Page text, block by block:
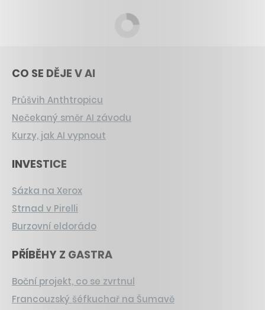
CO SE DĚJE V AI
Průšvih Anthtropicu
Nečekaný směr AI závodu
Kurzy, jak AI vypnout
INVESTICE
Sázka na Xerox
Strnad v Pirelli
Burzovní eldorádo
PŘÍBĚHY Z GASTRA
Boční projekt, co se zvrtnul
Francouzský šéfkuchař na Šumavě